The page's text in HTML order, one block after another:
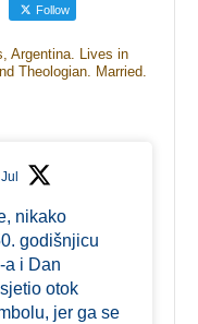
Follow
Argentina. Lives in
Theologian. Married.
nikako
godišnjicu
a i Dan
otok
jer ga se